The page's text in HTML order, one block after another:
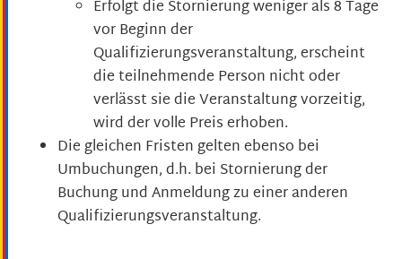
Erfolgt die Stornierung weniger als 8 Tage
vor Beginn der
Qualifizierungsveranstaltung, erscheint
die teilnehmende Person nicht oder
verlässt sie die Veranstaltung vorzeitig,
wird der volle Preis erhoben.
Die gleichen Fristen gelten ebenso bei
Umbuchungen, d.h. bei Stornierung der
Buchung und Anmeldung zu einer anderen
Qualifizierungsveranstaltung.